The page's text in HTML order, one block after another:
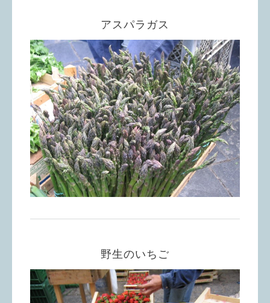
アスパラガス
野生のいちご